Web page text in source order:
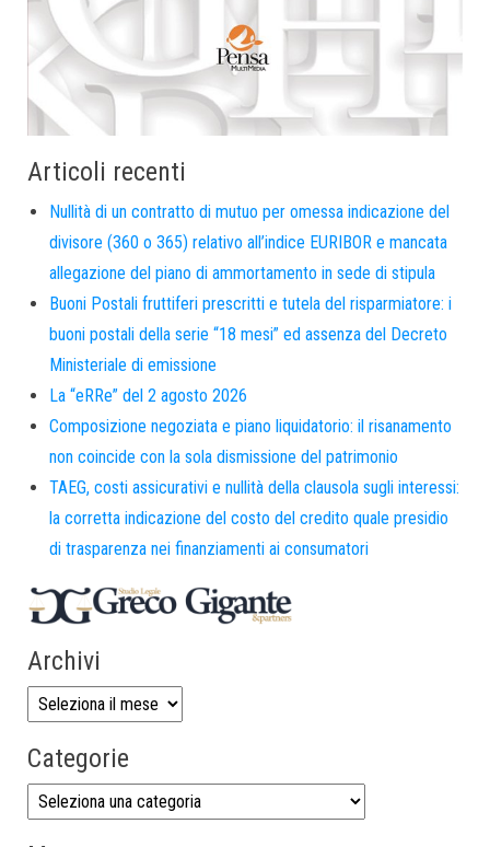
Articoli recenti
Nullità di un contratto di mutuo per omessa indicazione del
divisore (360 o 365) relativo all’indice EURIBOR e mancata
allegazione del piano di ammortamento in sede di stipula
Buoni Postali fruttiferi prescritti e tutela del risparmiatore: i
buoni postali della serie “18 mesi” ed assenza del Decreto
Ministeriale di emissione
La “eRRe” del 2 agosto 2026
Composizione negoziata e piano liquidatorio: il risanamento
non coincide con la sola dismissione del patrimonio
TAEG, costi assicurativi e nullità della clausola sugli interessi:
la corretta indicazione del costo del credito quale presidio
di trasparenza nei finanziamenti ai consumatori
Archivi
Categorie